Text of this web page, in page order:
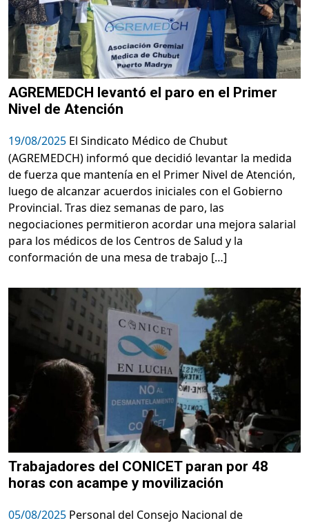
AGREMEDCH levantó el paro en el Primer
Nivel de Atención
19/08/2025 El Sindicato Médico de Chubut
(AGREMEDCH) informó que decidió levantar la medida
de fuerza que mantenía en el Primer Nivel de Atención,
luego de alcanzar acuerdos iniciales con el Gobierno
Provincial. Tras diez semanas de paro, las
negociaciones permitieron acordar una mejora salarial
para los médicos de los Centros de Salud y la
conformación de una mesa de trabajo […]
Trabajadores del CONICET paran por 48
horas con acampe y movilización
05/08/2025 Personal del Consejo Nacional de